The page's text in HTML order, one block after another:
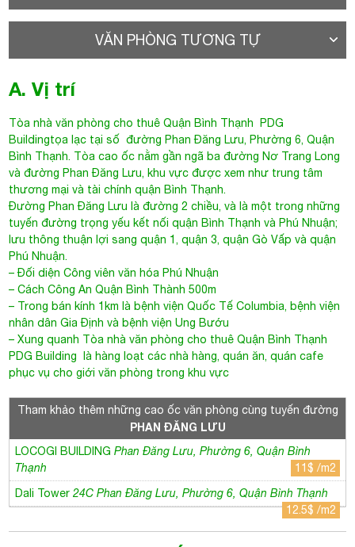
VĂN PHÒNG TƯƠNG TỰ
A. Vị trí
Tòa nhà văn phòng cho thuê Quận Bình Thạnh PDG
Buildingtọa lạc tại số đường Phan Đăng Lưu, Phường 6, Quận
Bình Thạnh. Tòa cao ốc nằm gần ngã ba đường Nơ Trang Long
và đường Phan Đăng Lưu, khu vực được xem như trung tâm
thương mại và tài chính quận Bình Thạnh.
Đường Phan Đăng Lưu là đường 2 chiều, và là một trong những
tuyến đường trọng yếu kết nối quận Bình Thạnh và Phú Nhuận;
lưu thông thuận lợi sang quận 1, quận 3, quận Gò Vấp và quận
Phú Nhuận.
– Đối diện Công viên văn hóa Phú Nhuận
– Cách Công An Quận Bình Thành 500m
– Trong bán kính 1km là bệnh viện Quốc Tế Columbia, bệnh viện
nhân dân Gia Định và bệnh viện Ung Bướu
– Xung quanh Tòa nhà văn phòng cho thuê Quận Bình Thạnh
PDG Building là hàng loạt các nhà hàng, quán ăn, quán cafe
phục vụ cho giới văn phòng trong khu vực
Tham khảo thêm những cao ốc văn phòng cùng tuyến đường
PHAN ĐĂNG LƯU
LOCOGI BUILDINGPhan Đăng Lưu, Phường 6, Quận Bình
Thạnh
11$ /m2
Dali Tower24C Phan Đăng Lưu, Phường 6, Quận Bình Thạnh
12.5$ /m2